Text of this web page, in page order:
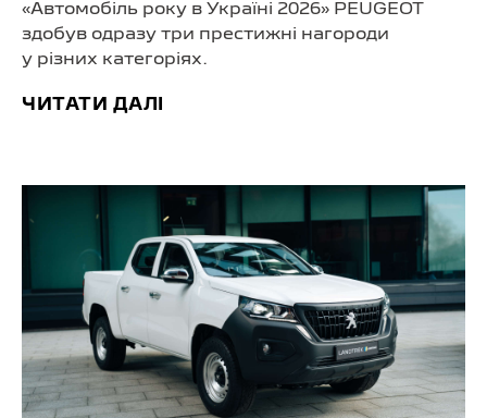
«Автомобіль року в Україні 2026» PEUGEOT
здобув одразу три престижні нагороди
у різних категоріях.
ЧИТАТИ ДАЛІ